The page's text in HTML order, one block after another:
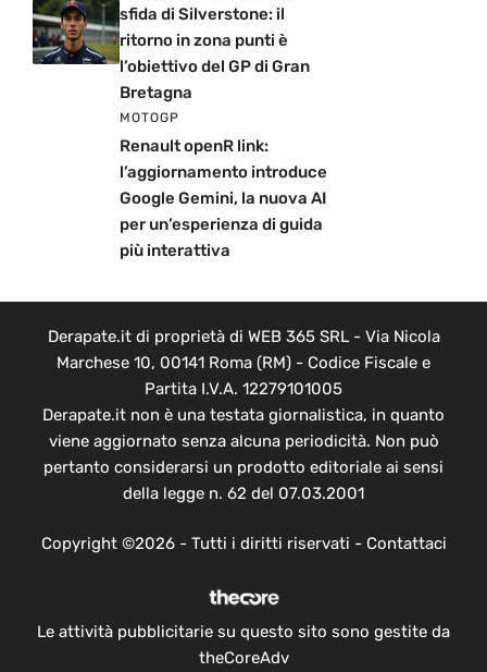
sfida di Silverstone: il
ritorno in zona punti è
l’obiettivo del GP di Gran
Bretagna
MOTOGP
Renault openR link:
l’aggiornamento introduce
Google Gemini, la nuova AI
per un’esperienza di guida
più interattiva
Derapate.it di proprietà di WEB 365 SRL - Via Nicola
Marchese 10, 00141 Roma (RM) - Codice Fiscale e
Partita I.V.A. 12279101005
Derapate.it non è una testata giornalistica, in quanto
viene aggiornato senza alcuna periodicità. Non può
pertanto considerarsi un prodotto editoriale ai sensi
della legge n. 62 del 07.03.2001
Copyright ©2026 - Tutti i diritti riservati - Contattaci
Le attività pubblicitarie su questo sito sono gestite da
theCoreAdv